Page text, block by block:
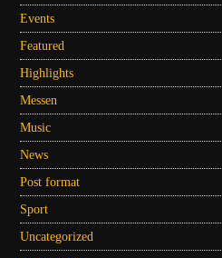
Events
Featured
Highlights
Messen
Music
News
Post format
Sport
Uncategorized